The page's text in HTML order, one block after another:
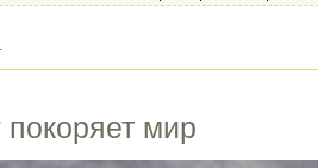
мир